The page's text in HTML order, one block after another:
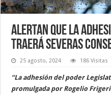
Alertan que la
traerá severas
25 agosto, 2024 186 Visitas
“La adhesión del poder
promulgada por Rogelio